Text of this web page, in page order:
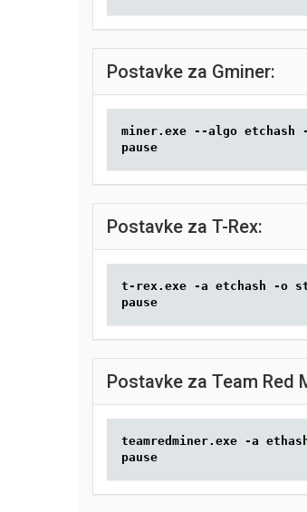
Postavke za Gminer:
miner.exe --algo etchash --
pause
Postavke za T-Rex:
t-rex.exe -a etchash -o
pause
Postavke za Team Red
teamredminer.exe -a
pause